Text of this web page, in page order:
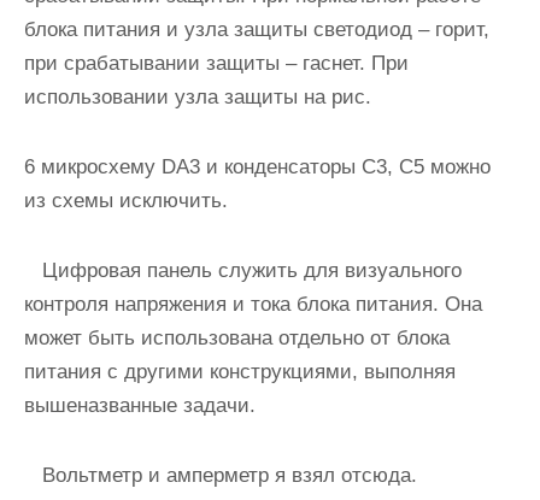
блока питания и узла защиты светодиод – горит,
при срабатывании защиты – гаснет. При
использовании узла защиты на рис.
6 микросхему DA3 и конденсаторы С3, С5 можно
из схемы исключить.
Цифровая панель служить для визуального
контроля напряжения и тока блока питания. Она
может быть использована отдельно от блока
питания с другими конструкциями, выполняя
вышеназванные задачи.
Вольтметр и амперметр я взял отсюда.